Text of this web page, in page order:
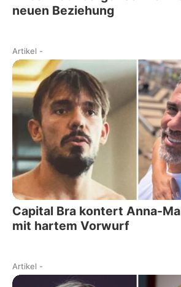
neuen Beziehung
Artikel -
Capital Bra kontert Anna-
mit hartem Vorwurf
Artikel -